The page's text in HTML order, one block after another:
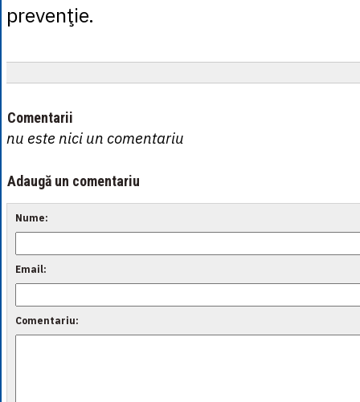
prevenţie.
Comentarii
nu este nici un comentariu
Adaugă un comentariu
Nume:
Email:
Comentariu: